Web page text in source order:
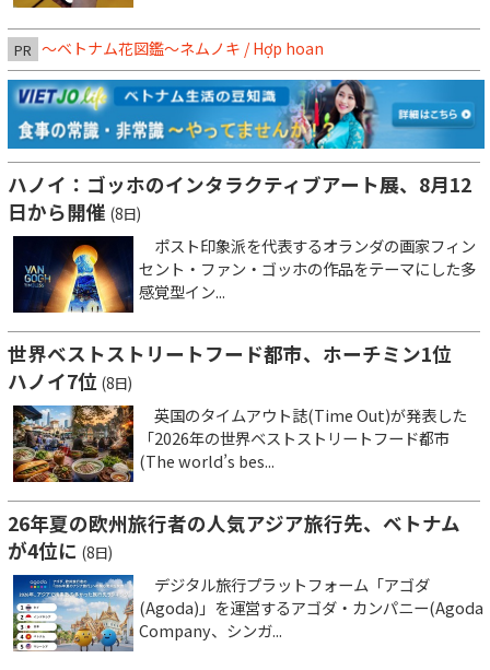
PR ～ベトナム花図鑑～ネムノキ / Hợp hoan
ハノイ：ゴッホのインタラクティブアート展、8月12
日から開催 (8日)
ポスト印象派を代表するオランダの画家フィン
セント・ファン・ゴッホの作品をテーマにした多
感覚型イン...
世界ベストストリートフード都市、ホーチミン1位
ハノイ7位 (8日)
英国のタイムアウト誌(Time Out)が発表した
「2026年の世界ベストストリートフード都市
(The world’s bes...
26年夏の欧州旅行者の人気アジア旅行先、ベトナム
が4位に (8日)
デジタル旅行プラットフォーム「アゴダ
(Agoda)」を運営するアゴダ・カンパニー(Agoda
Company、シンガ...